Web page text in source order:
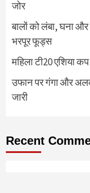
जोर
बालों को लंबा, घना
भरपूर फूड्स
महिला टी20 एशिया
उफान पर गंगा और
जारी
Recent